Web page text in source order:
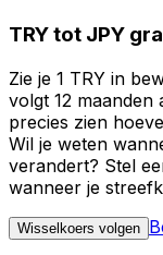
TRY tot JPY
Zie je 1 TRY in
volgt 12 maanden
precies zien
Wil je weten
verandert? Stel
wanneer je
Wisselkoers volgen